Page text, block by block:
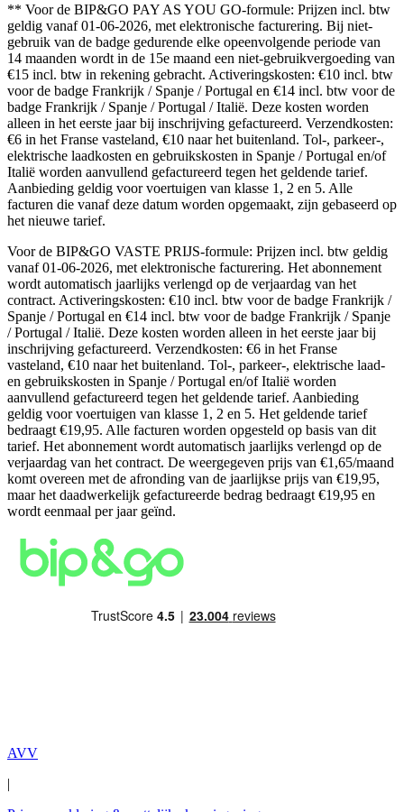
** Voor de BIP&GO PAY AS YOU GO-formule: Prijzen incl. btw
geldig vanaf 01-06-2026, met elektronische facturering. Bij niet-
gebruik van de badge gedurende elke opeenvolgende periode van
14 maanden wordt in de 15e maand een niet-gebruikvergoeding van
€15 incl. btw in rekening gebracht. Activeringskosten: €10 incl. btw
voor de badge Frankrijk / Spanje / Portugal en €14 incl. btw voor de
badge Frankrijk / Spanje / Portugal / Italië. Deze kosten worden
alleen in het eerste jaar bij inschrijving gefactureerd. Verzendkosten:
€6 in het Franse vasteland, €10 naar het buitenland. Tol-, parkeer-,
elektrische laadkosten en gebruikskosten in Spanje / Portugal en/of
Italië worden aanvullend gefactureerd tegen het geldende tarief.
Aanbieding geldig voor voertuigen van klasse 1, 2 en 5. Alle
facturen die vanaf deze datum worden opgemaakt, zijn gebaseerd op
het nieuwe tarief.
Voor de BIP&GO VASTE PRIJS-formule: Prijzen incl. btw geldig
vanaf 01-06-2026, met elektronische facturering. Het abonnement
wordt automatisch jaarlijks verlengd op de verjaardag van het
contract. Activeringskosten: €10 incl. btw voor de badge Frankrijk /
Spanje / Portugal en €14 incl. btw voor de badge Frankrijk / Spanje
/ Portugal / Italië. Deze kosten worden alleen in het eerste jaar bij
inschrijving gefactureerd. Verzendkosten: €6 in het Franse
vasteland, €10 naar het buitenland. Tol-, parkeer-, elektrische laad-
en gebruikskosten in Spanje / Portugal en/of Italië worden
aanvullend gefactureerd tegen het geldende tarief. Aanbieding
geldig voor voertuigen van klasse 1, 2 en 5. Het geldende tarief
bedraagt €19,95. Alle facturen worden opgesteld op basis van dit
tarief. Het abonnement wordt automatisch jaarlijks verlengd op de
verjaardag van het contract. De weergegeven prijs van €1,65/maand
komt overeen met de afronding van de jaarlijkse prijs van €19,95,
maar het daadwerkelijk gefactureerde bedrag bedraagt €19,95 en
wordt eenmaal per jaar geïnd.
AVV
|